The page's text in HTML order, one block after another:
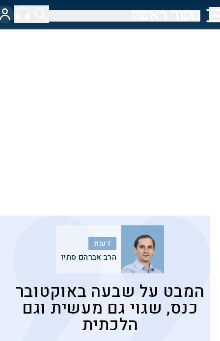
דעות
הרב אברהם סתיו
המבט על שבעה באוקטובר
כנס, שגוי גם מעשית וגם
הלכתית